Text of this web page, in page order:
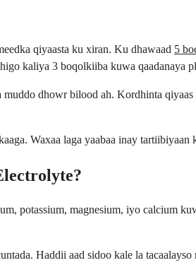
qiyaasta ku xiran. Ku dhawaad 5
kaliya 3 boqolkiiba kuwa qaadanaya
dhowr bilood ah. Kordhinta
Waxaa laga yaabaa inay
potassium, magnesium, iyo calcium
Haddii aad sidoo kale la